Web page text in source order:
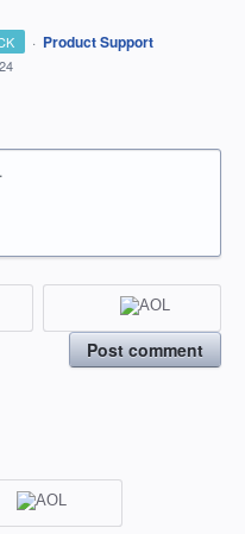
· Product Support
Post comment